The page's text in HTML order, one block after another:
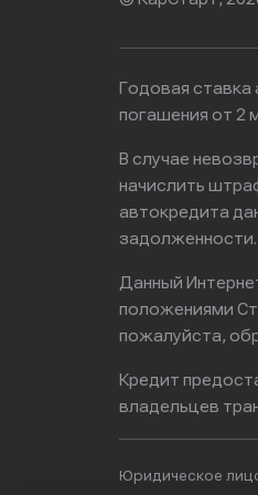
Годовая ставка
погашения от 2
В случае
начислить
автокредита
задолженности.
Данный
положениями
пожалуйста,
Кредит
владельцев
Юридическое